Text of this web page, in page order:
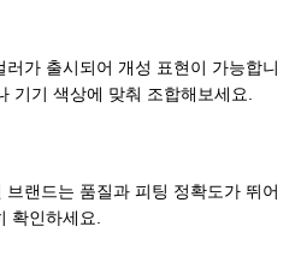
가 출시되어 개성 표현이 가능합니
기기 색상에 맞춰 조합해보세요.
랜드는 품질과 피팅 정확도가 뛰어
확인하세요.